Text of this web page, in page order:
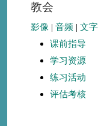
教会
影像 | 音频 | 文字
课前指导
学习资源
练习活动
评估考核